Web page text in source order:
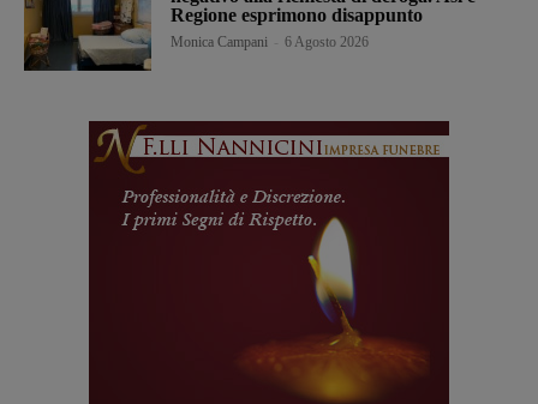
Regione esprimono disappunto
Monica Campani 6 Agosto 2026